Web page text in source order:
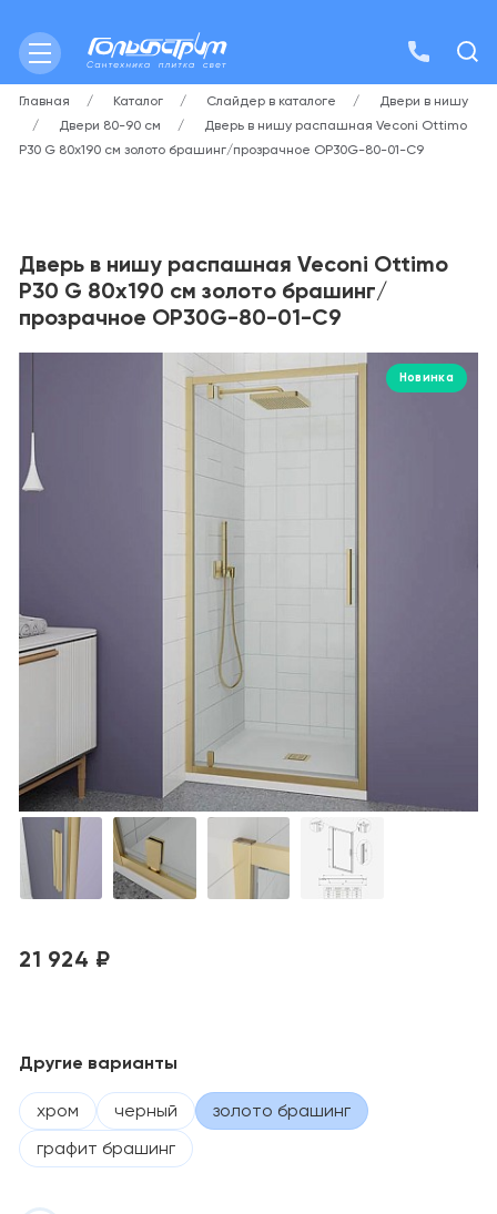
Главная Каталог Слайдер в каталоге
Двери в нишу
Двери 80-90 см
Дверь в нишу распашная Veconi Ottimo
P30 G 80х190 см золото брашинг/прозрачное OP30G-80-01-C9
Дверь в нишу распашная Veconi Ottimo
P30 G 80х190 см золото брашинг/
прозрачное OP30G-80-01-C9
Новинка
21 924 ₽
Другие варианты
хром черный
золото брашинг
графит брашинг